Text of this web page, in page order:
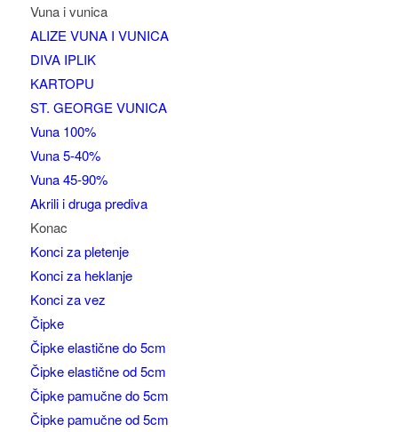
Vuna i vunica
ALIZE VUNA I VUNICA
DIVA IPLIK
KARTOPU
ST. GEORGE VUNICA
Vuna 100%
Vuna 5-40%
Vuna 45-90%
Akrili i druga prediva
Konac
Konci za pletenje
Konci za heklanje
Konci za vez
Čipke
Čipke elastične do 5cm
Čipke elastične od 5cm
Čipke pamučne do 5cm
Čipke pamučne od 5cm